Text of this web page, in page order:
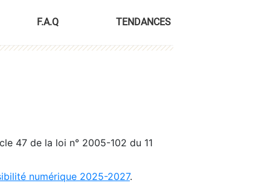
F.A.Q TENDANCES
47 de la loi n° 2005-102 du 11
numérique 2025-2027.